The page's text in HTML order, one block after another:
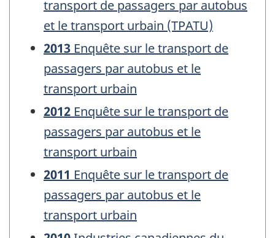
transport de passagers par autobus
et le transport urbain (TPATU)
2013 Enquête sur le transport de
passagers par autobus et le
transport urbain
2012 Enquête sur le transport de
passagers par autobus et le
transport urbain
2011 Enquête sur le transport de
passagers par autobus et le
transport urbain